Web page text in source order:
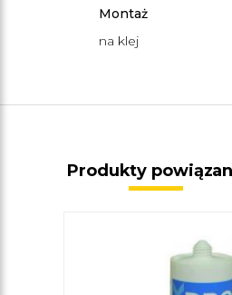
Montaż
na klej
Produkty